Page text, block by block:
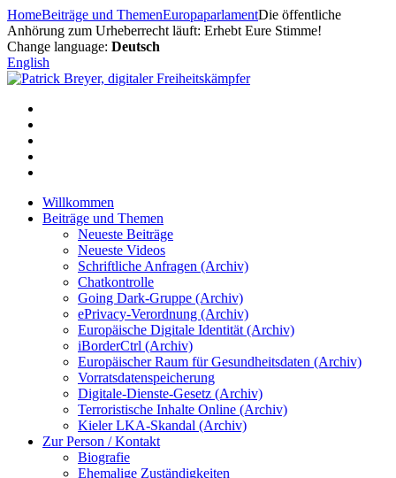
Zum
Inhalt
springen
HomeBeiträge und ThemenEuropaparlamentDie öffentliche
Anhörung zum Urheberrecht läuft: Erhebt Eure Stimme!
Change language: Deutsch
English
Willkommen
Beiträge und Themen
Neueste Beiträge
Neueste Videos
Schriftliche Anfragen (Archiv)
Chatkontrolle
Going Dark-Gruppe (Archiv)
ePrivacy-Verordnung (Archiv)
Europäische Digitale Identität (Archiv)
iBorderCtrl (Archiv)
Europäischer Raum für Gesundheitsdaten (Archiv)
Vorratsdatenspeicherung
Digitale-Dienste-Gesetz (Archiv)
Terroristische Inhalte Online (Archiv)
Kieler LKA-Skandal (Archiv)
Zur Person / Kontakt
Biografie
Ehemalige Zuständigkeiten